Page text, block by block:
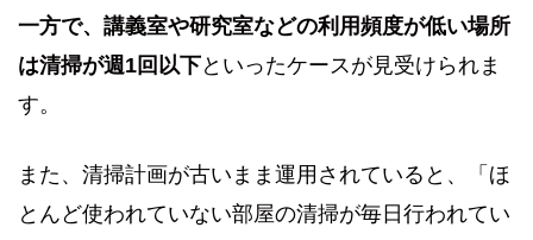
一方で、講義室や研究室などの利用頻度が低い場所
は清掃が週1回以下といったケースが見受けられま
す。
また、清掃計画が古いまま運用されていると、「ほ
とんど使われていない部屋の清掃が毎日行われてい